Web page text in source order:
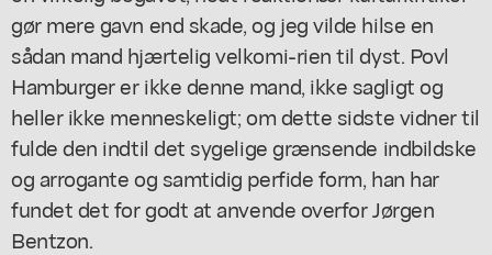
gør mere gavn end skade, og jeg vilde hilse en
sådan mand hjærtelig velkomi-rien til dyst. Povl
Hamburger er ikke denne mand, ikke sagligt og
heller ikke menneskeligt; om dette sidste vidner til
fulde den indtil det sygelige grænsende indbildske
og arrogante og samtidig perfide form, han har
fundet det for godt at anvende overfor Jørgen
Bentzon.